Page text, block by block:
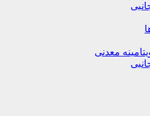
معدنی